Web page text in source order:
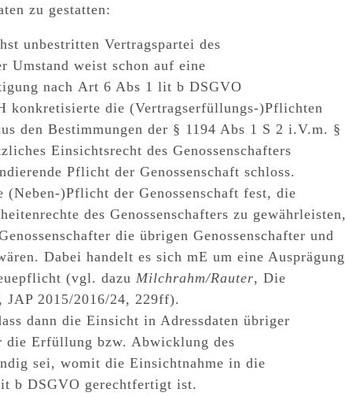
zu gestatten:
unbestritten Vertragspartei des
Umstand weist schon auf eine
nach Art 6 Abs 1 lit b DSGVO
konkretisierte die (Vertragserfüllungs-)Pflichten
den Bestimmungen der § 1194 Abs 1 S 2 i.V.m. §
Einsichtsrecht des Genossenschafters
Pflicht der Genossenschaft schloss.
)Pflicht der Genossenschaft fest, die
des Genossenschafters zu gewährleisten,
die übrigen Genossenschafter und
Dabei handelt es sich mE um eine Ausprägung
(vgl. dazu Milchrahm/Rauter, Die
JAP 2015/2016/24, 229ff).
dann die Einsicht in Adressdaten übriger
die Erfüllung bzw. Abwicklung des
sei, womit die Einsichtnahme in die
b DSGVO gerechtfertigt ist.